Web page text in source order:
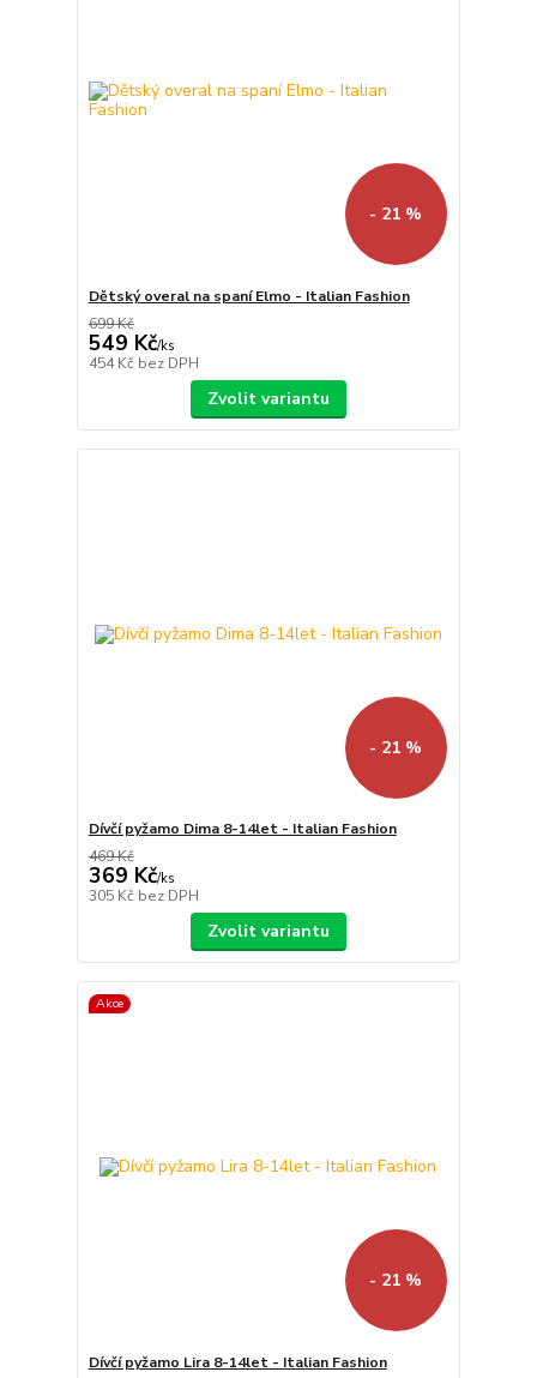
- 21 %
Dětský overal na spaní Elmo - Italian Fashion
699 Kč
549 Kč/ks
454 Kč bez DPH
Zvolit variantu
- 21 %
Dívčí pyžamo Dima 8-14let - Italian Fashion
469 Kč
369 Kč/ks
305 Kč bez DPH
Zvolit variantu
Akce
- 21 %
Dívčí pyžamo Lira 8-14let - Italian Fashion